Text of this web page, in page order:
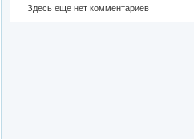
Здесь еще нет комментариев